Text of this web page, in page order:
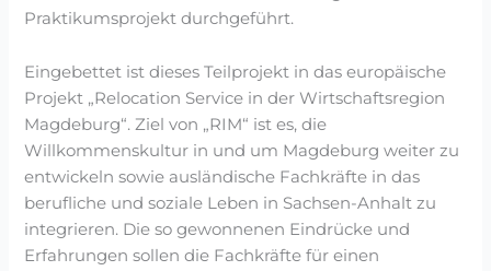
Praktikumsprojekt durchgeführt.
Eingebettet ist dieses Teilprojekt in das europäische
Projekt „Relocation Service in der Wirtschaftsregion
Magdeburg“. Ziel von „RIM“ ist es, die
Willkommenskultur in und um Magdeburg weiter zu
entwickeln sowie ausländische Fachkräfte in das
berufliche und soziale Leben in Sachsen-Anhalt zu
integrieren. Die so gewonnenen Eindrücke und
Erfahrungen sollen die Fachkräfte für einen